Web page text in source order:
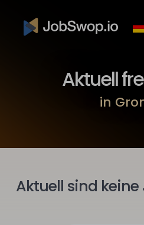
Aktuell
in
Aktuell sind